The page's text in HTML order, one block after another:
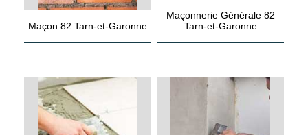
Maçon 82 Tarn-et-Garonne
Maçonnerie Générale 82
Tarn-et-Garonne